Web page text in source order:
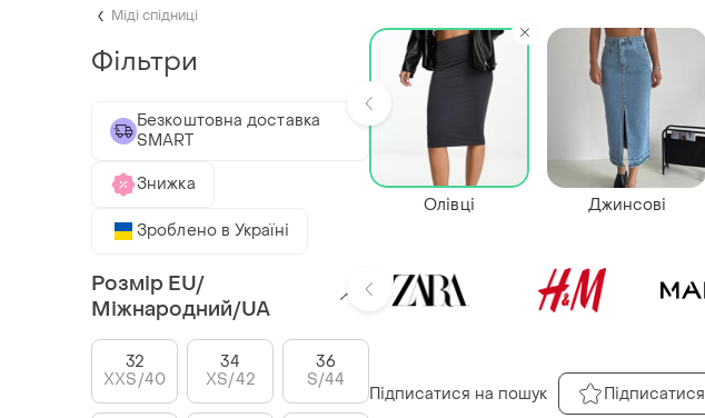
Олівці Джинсові
Підписатися на пошук Підписатися
Міді спідниці
Фільтри
Безкоштовна доставка
SMART
Знижка
Зроблено в Україні
Розмір EU/
Міжнародний/UA
32
XXS/40
34
XS/42
36
S/44